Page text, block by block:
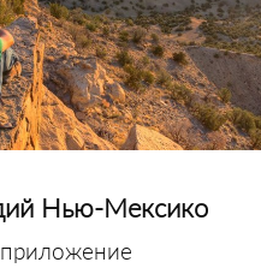
Нью-Мексико